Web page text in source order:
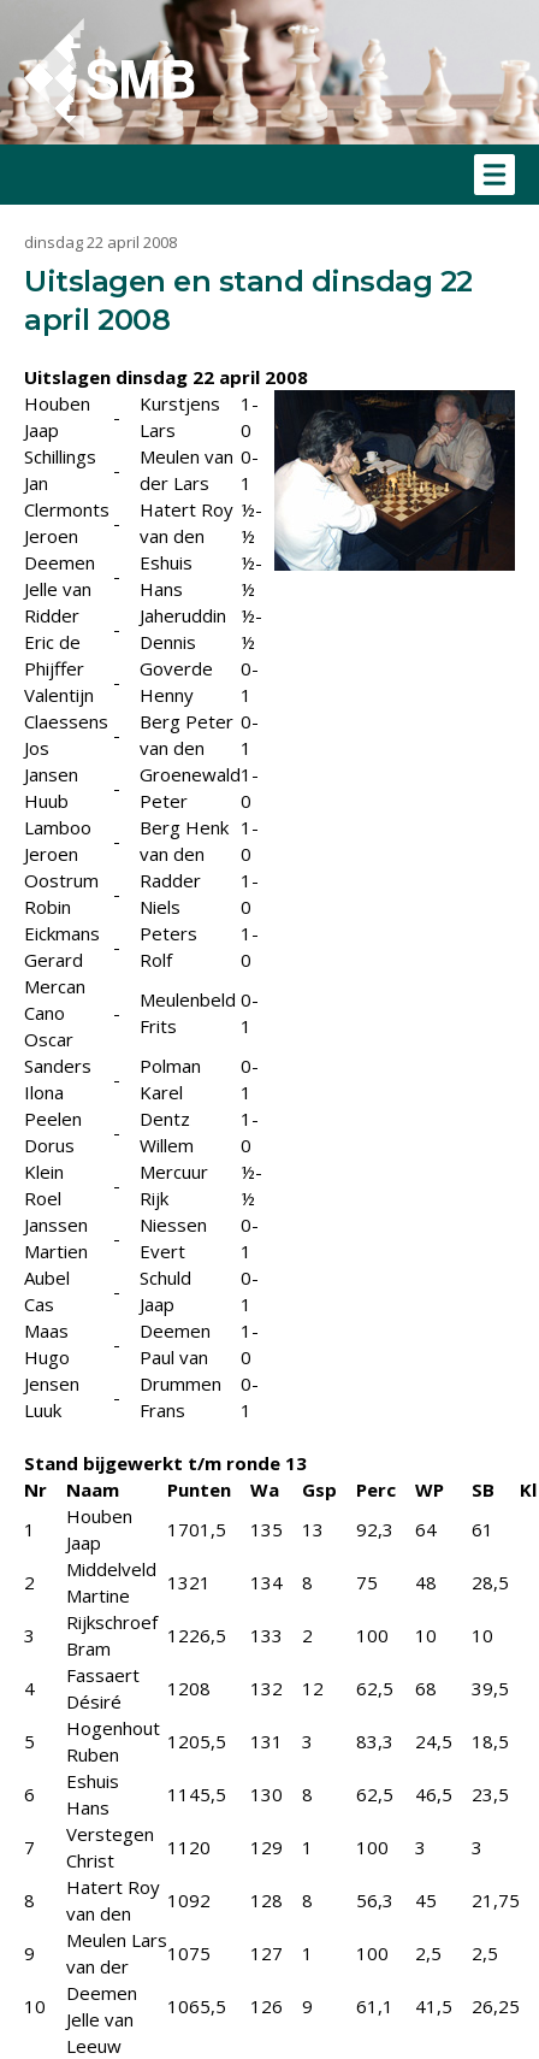
dinsdag 22 april 2008
Uitslagen en stand dinsdag 22
april 2008
Uitslagen dinsdag 22 april 2008
Houben
Jaap
-
Kurstjens
Lars
1-
0
Schillings
Jan
-
Meulen van
der Lars
0-
1
Clermonts
Jeroen
-
Hatert Roy
van den
½-
½
Deemen
Jelle van
-
Eshuis
Hans
½-
½
Ridder
Eric de
-
Jaheruddin
Dennis
½-
½
Phijffer
Valentijn
-
Goverde
Henny
0-
1
Claessens
Jos
-
Berg Peter
van den
0-
1
Jansen
Huub
-
Groenewald
Peter
1-
0
Lamboo
Jeroen
-
Berg Henk
van den
1-
0
Oostrum
Robin
-
Radder
Niels
1-
0
Eickmans
Gerard
-
Peters
Rolf
1-
0
Mercan
Cano
Oscar
-
Meulenbeld
Frits
0-
1
Sanders
Ilona
-
Polman
Karel
0-
1
Peelen
Dorus
-
Dentz
Willem
1-
0
Klein
Roel
-
Mercuur
Rijk
½-
½
Janssen
Martien
-
Niessen
Evert
0-
1
Aubel
Cas
-
Schuld
Jaap
0-
1
Maas
Hugo
-
Deemen
Paul van
1-
0
Jensen
Luuk
-
Drummen
Frans
0-
1
Stand bijgewerkt t/m ronde 13
Nr
Naam Punten Wa Gsp Perc WP SB
Kl
1
Houben
Jaap
1701,5 135 13 92,3 64 61
2
Middelveld
Martine
1321 134 8 75 48 28,5
3
Rijkschroef
Bram
1226,5 133 2 100 10 10
4
Fassaert
Désiré
1208 132 12 62,5 68 39,5
5
Hogenhout
Ruben
1205,5 131 3 83,3 24,5 18,5
6
Eshuis
Hans
1145,5 130 8 62,5 46,5 23,5
7
Verstegen
Christ
1120 129 1 100 3 3
8
Hatert Roy
van den
1092 128 8 56,3 45 21,75
9
Meulen Lars
van der
1075 127 1 100 2,5 2,5
10
Deemen
Jelle van
1065,5 126 9 61,1 41,5 26,25
Leeuw